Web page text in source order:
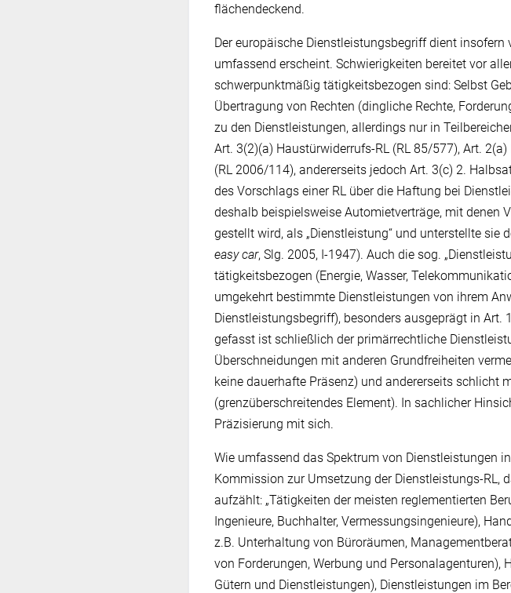
flächendeckend.
Der europäische Dienstleistungsbegriff dient
umfassend erscheint. Schwierigkeiten bereitet vor
schwerpunktmäßig tätigkeitsbezogen sind: Selbst
Übertragung von Rechten (dingliche Rechte,
zu den Dienstleistungen, allerdings nur in
Art. 3(2)(a) Haustürwiderrufs-RL (RL 85/577), Art.
(RL 2006/114), andererseits jedoch Art. 3(c) 2.
des Vorschlags einer RL über die Haftung bei
deshalb beispielsweise Automietverträge, mit denen
gestellt wird, als „Dienstleistung“ und unterstellte sie
easy car, Slg. 2005, I-1947). Auch die sog.
tätigkeitsbezogen (Energie, Wasser,
umgekehrt bestimmte Dienstleistungen von ihrem
Dienstleistungsbegriff), besonders ausgeprägt in Art.
gefasst ist schließlich der primärrechtliche
Überschneidungen mit anderen Grundfreiheiten
keine dauerhafte Präsenz) und andererseits schlicht
(grenzüberschreitendes Element). In sachlicher
Präzisierung mit sich.
Wie umfassend das Spektrum von Dienstleistungen
Kommission zur Umsetzung der Dienstleistungs-RL,
aufzählt: „Tätigkeiten der meisten reglementierten
Ingenieure, Buchhalter, Vermessungsingenieure),
z.B. Unterhaltung von Büroräumen,
von Forderungen, Werbung und
Gütern und Dienstleistungen), Dienstleistungen im